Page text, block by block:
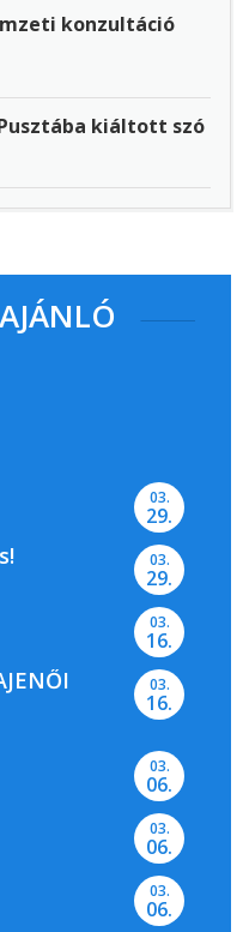
konzultáció
Pusztába kiáltott szó
03.
29.
03.
29.
03.
16.
03.
16.
03.
06.
03.
06.
03.
06.